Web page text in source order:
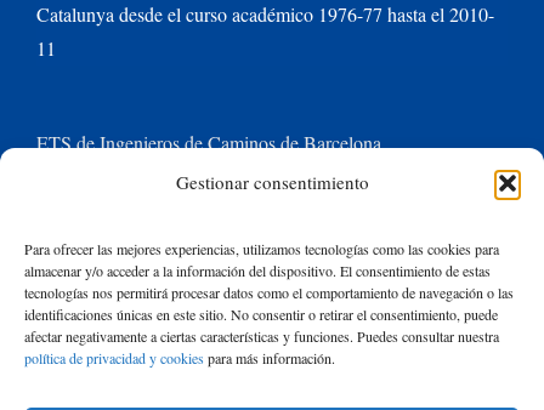
Gestionar consentimiento
Para ofrecer las mejores experiencias, utilizamos tecnologías como las cookies para
almacenar y/o acceder a la información del dispositivo. El consentimiento de estas
tecnologías nos permitirá procesar datos como el comportamiento de navegación o las
identificaciones únicas en este sitio. No consentir o retirar el consentimiento, puede
afectar negativamente a ciertas características y funciones. Puedes consultar nuestra
política de privacidad y cookiespara más información.
Catalunya desde el curso académico 1976-77 hasta el 2010-
11
ETS de Ingenieros de Caminos de Barcelona
Universitat Politècnica de Catalunya BarcelonaTech
Contacte con nosotros
Buscar: